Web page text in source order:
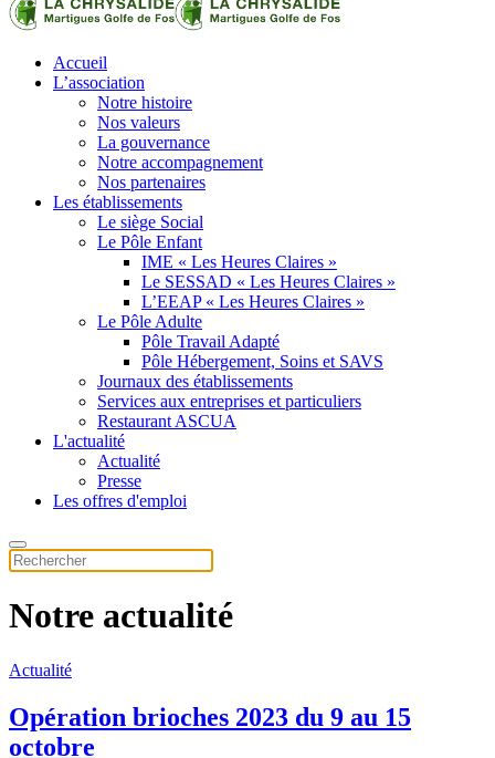
Accueil
L’association
Notre histoire
Nos valeurs
La gouvernance
Notre accompagnement
Nos partenaires
Les établissements
Le siège Social
Le Pôle Enfant
IME « Les Heures Claires »
Le SESSAD « Les Heures Claires »
L’EEAP « Les Heures Claires »
Le Pôle Adulte
Pôle Travail Adapté
Pôle Hébergement, Soins et SAVS
Journaux des établissements
Services aux entreprises et particuliers
Restaurant ASCUA
L'actualité
Actualité
Presse
Les offres d'emploi
Notre actualité
Actualité
Opération brioches 2023 du 9 au 15
octobre